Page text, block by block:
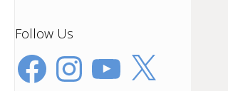
Follow Us
FacebookInstagramYouTube
X